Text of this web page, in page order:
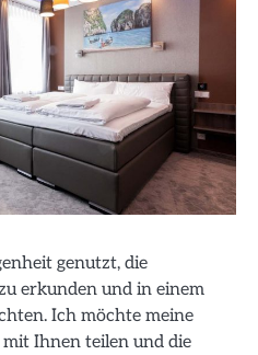
genutzt, die
erkunden und in einem
Ich möchte meine
Ihnen teilen und die